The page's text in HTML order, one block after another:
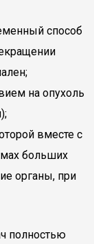
способ
на опухоль
вместе с
больших
органы, при
полностью